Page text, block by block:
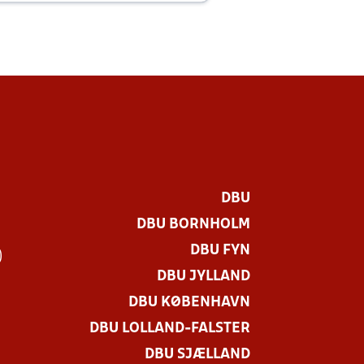
DBU
DBU BORNHOLM
DBU FYN
DBU JYLLAND
DBU KØBENHAVN
DBU LOLLAND-FALSTER
DBU SJÆLLAND